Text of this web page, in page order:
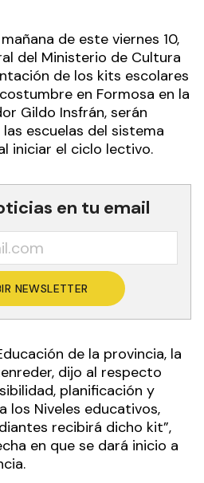
de este viernes 10,
del Ministerio de Cultura
de los kits escolares
en Formosa en la
Gildo Insfrán, serán
escuelas del sistema
iniciar el ciclo lectivo.
en tu email
NEWSLETTER
de la provincia, la
dijo al respecto
planificación y
los Niveles educativos,
recibirá dicho kit”,
en que se dará inicio a